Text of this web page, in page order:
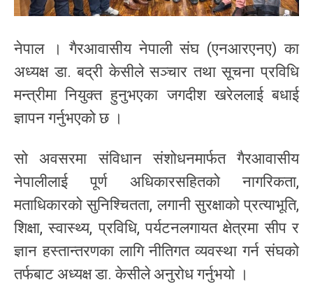
नेपाल । गैरआवासीय नेपाली संघ (एनआरएनए) का
अध्यक्ष डा. बद्री केसीले सञ्चार तथा सूचना प्रविधि
मन्त्रीमा नियुक्त हुनुभएका जगदीश खरेललाई बधाई
ज्ञापन गर्नुभएको छ ।
सो अवसरमा संविधान संशोधनमार्फत गैरआवासीय
नेपालीलाई पूर्ण अधिकारसहितको नागरिकता,
मताधिकारको सुनिश्चितता, लगानी सुरक्षाको प्रत्याभूति,
शिक्षा, स्वास्थ्य, प्रविधि, पर्यटनलगायत क्षेत्रमा सीप र
ज्ञान हस्तान्तरणका लागि नीतिगत व्यवस्था गर्न संघको
तर्फबाट अध्यक्ष डा. केसीले अनुरोध गर्नुभयो ।